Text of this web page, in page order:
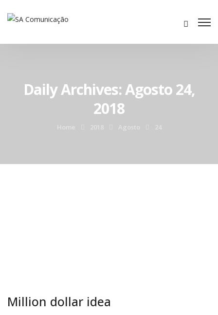
Daily Archives: Agosto 24,
2018
Home 2018 Agosto 24
Million dollar idea